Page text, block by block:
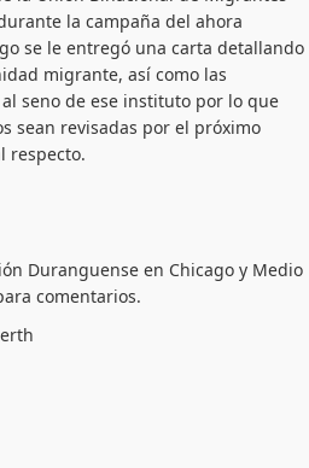
la campaña del ahora
se le entregó una carta detallando
migrante, así como las
seno de ese instituto por lo que
sean revisadas por el próximo
respecto.
Duranguense en Chicago y Medio
comentarios.